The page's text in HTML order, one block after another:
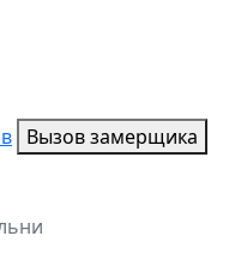
Вызов замерщика